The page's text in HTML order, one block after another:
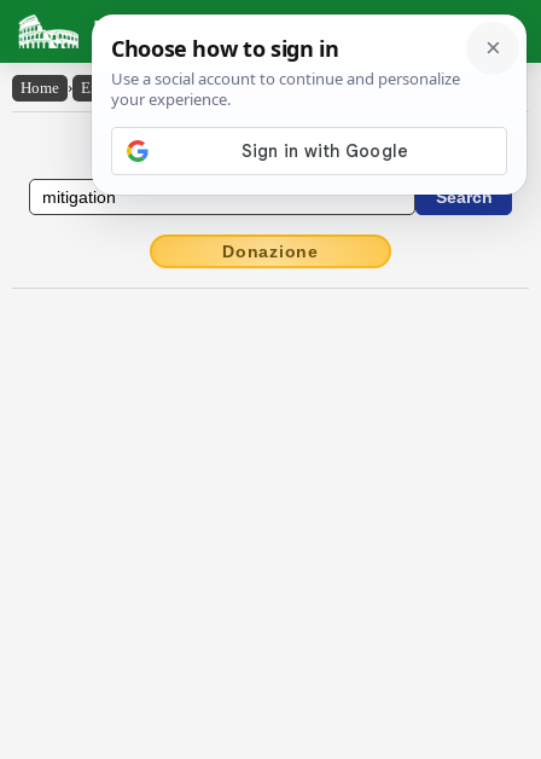
Latin Dictionary
Home › English-Latin › mitigation
English to Latin Dictionary
Donazione